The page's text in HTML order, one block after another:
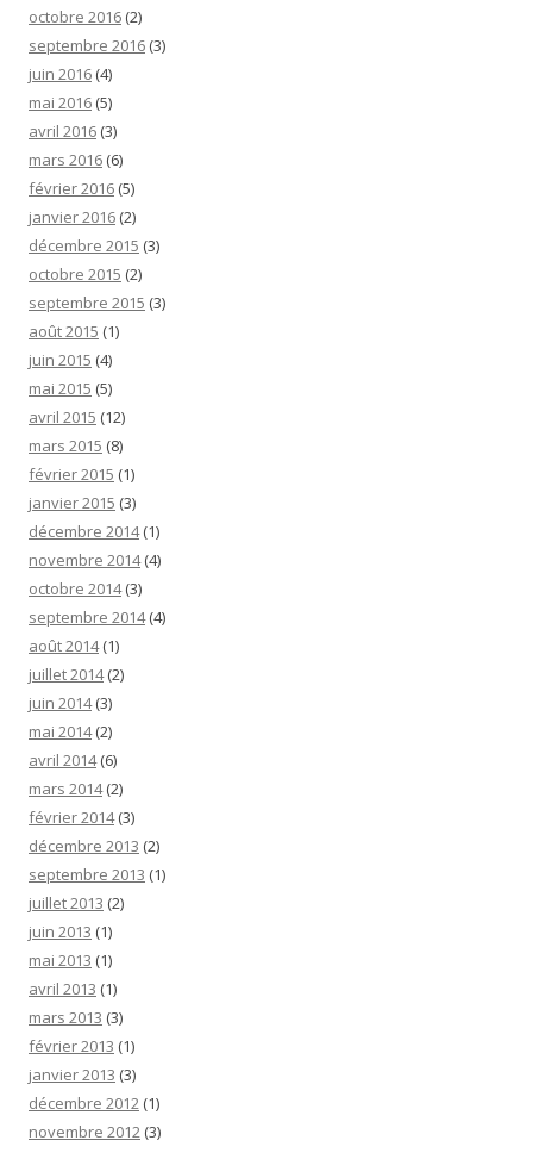
octobre 2016 (2)
septembre 2016 (3)
juin 2016 (4)
mai 2016 (5)
avril 2016 (3)
mars 2016 (6)
février 2016 (5)
janvier 2016 (2)
décembre 2015 (3)
octobre 2015 (2)
septembre 2015 (3)
août 2015 (1)
juin 2015 (4)
mai 2015 (5)
avril 2015 (12)
mars 2015 (8)
février 2015 (1)
janvier 2015 (3)
décembre 2014(1)
novembre 2014(4)
octobre 2014(3)
septembre 2014(4)
août 2014(1)
juillet 2014(2)
juin 2014(3)
mai 2014(2)
avril 2014(6)
mars 2014(2)
février 2014(3)
décembre 2013 (2)
septembre 2013 (1)
juillet 2013 (2)
juin 2013 (1)
mai 2013 (1)
avril 2013 (1)
mars 2013 (3)
février 2013 (1)
janvier 2013 (3)
décembre 2012 (1)
novembre 2012 (3)